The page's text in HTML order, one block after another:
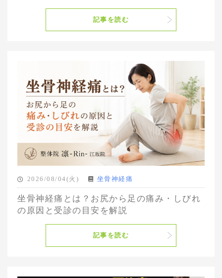
記事を読む
2026/08/04(火) 坐骨神経痛
坐骨神経痛とは？お尻から足の痛み・しびれ
の原因と受診の目安を解説
記事を読む